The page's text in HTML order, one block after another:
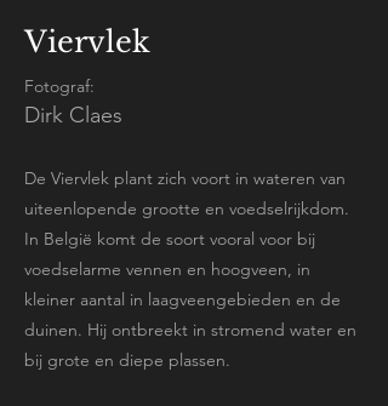
Viervlek
Fotograf:
Dirk Claes
De Viervlek plant zich voort in wateren van
uiteenlopende grootte en voedselrijkdom.
In België komt de soort vooral voor bij
voedselarme vennen en hoogveen, in
kleiner aantal in laagveengebieden en de
duinen. Hij ontbreekt in stromend water en
bij grote en diepe plassen.